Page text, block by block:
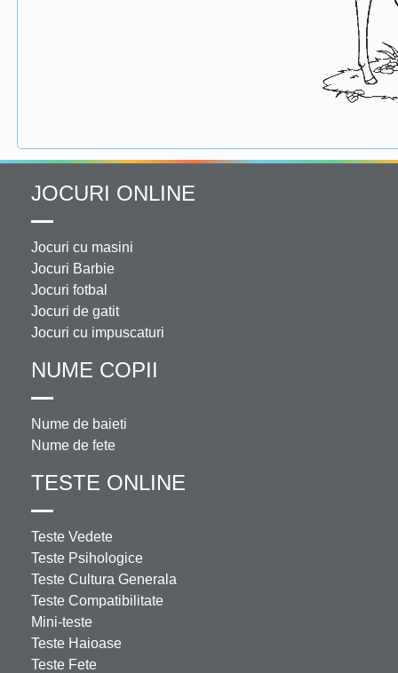
JOCURI ONLINE
Jocuri cu masini
Jocuri Barbie
Jocuri fotbal
Jocuri de gatit
Jocuri cu impuscaturi
NUME COPII
Nume de baieti
Nume de fete
TESTE ONLINE
Teste Vedete
Teste Psihologice
Teste Cultura Generala
Teste Compatibilitate
Mini-teste
Teste Haioase
Teste Fete